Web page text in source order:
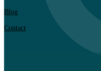
Blog
Contact